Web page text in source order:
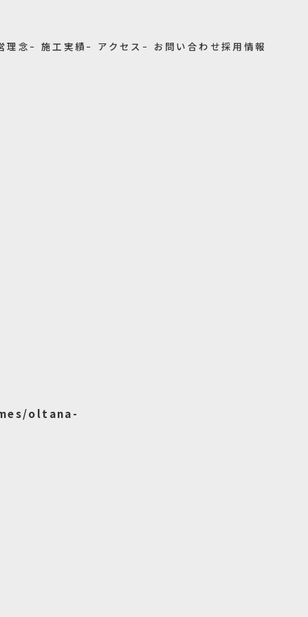
理念 − 施工実績 − アクセス − お問い合わせ採用情報
oltana-